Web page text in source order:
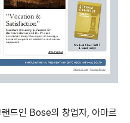
드인 Bose의 창업자, 아마르